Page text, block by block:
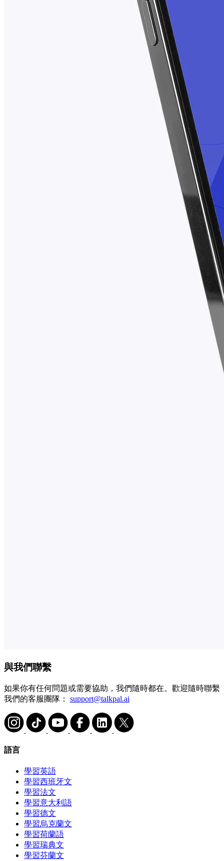
與我們聯繫
如果你有任何問題或需要協助，我們隨時都在。歡迎隨時聯繫
我們的客服團隊： support@talkpal.ai
語言
學習英語
學習西班牙文
學習法文
學習意大利語
學習德文
學習烏克蘭文
學習荷蘭語
學習瑞典文
學習芬蘭文